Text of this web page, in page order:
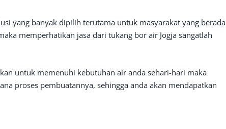
yang banyak dipilih terutama untuk masyarakat yang berada
memperhatikan jasa dari tukang bor air Jogja sangatlah
untuk memenuhi kebutuhan air anda sehari-hari maka
proses pembuatannya, sehingga anda akan mendapatkan